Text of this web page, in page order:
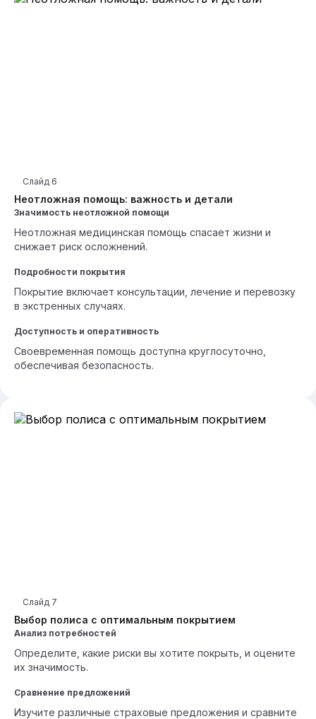
Неотложная помощь: важность и детали
Слайд 6
Значимость неотложной помощи
Неотложная медицинская помощь спасает жизни и
снижает риск осложнений.
Подробности покрытия
Покрытие включает консультации, лечение и перевозку
в экстренных случаях.
Доступность и оперативность
Своевременная помощь доступна круглосуточно,
обеспечивая безопасность.
Выбор полиса с оптимальным покрытием
Слайд 7
Анализ потребностей
Определите, какие риски вы хотите покрыть, и оцените
их значимость.
Сравнение предложений
Изучите различные страховые предложения и сравните